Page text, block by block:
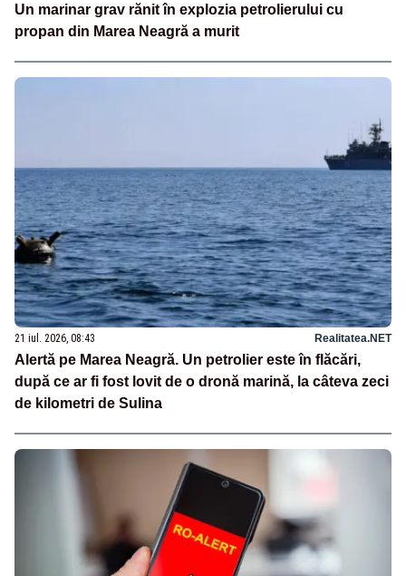
Un marinar grav rănit în explozia petrolierului cu
propan din Marea Neagră a murit
21 iul. 2026, 08:43 Realitatea.NET
Alertă pe Marea Neagră. Un petrolier este în flăcări,
după ce ar fi fost lovit de o dronă marină, la câteva zeci
de kilometri de Sulina